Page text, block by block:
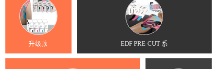
升级款 EDF PRE-CUT 系